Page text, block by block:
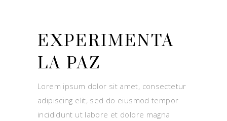
EXPERIMENTA
LA PAZ
Lorem ipsum dolor sit amet, consectetur
adipiscing elit, sed do eiusmod tempor
incididunt ut labore et dolore magna